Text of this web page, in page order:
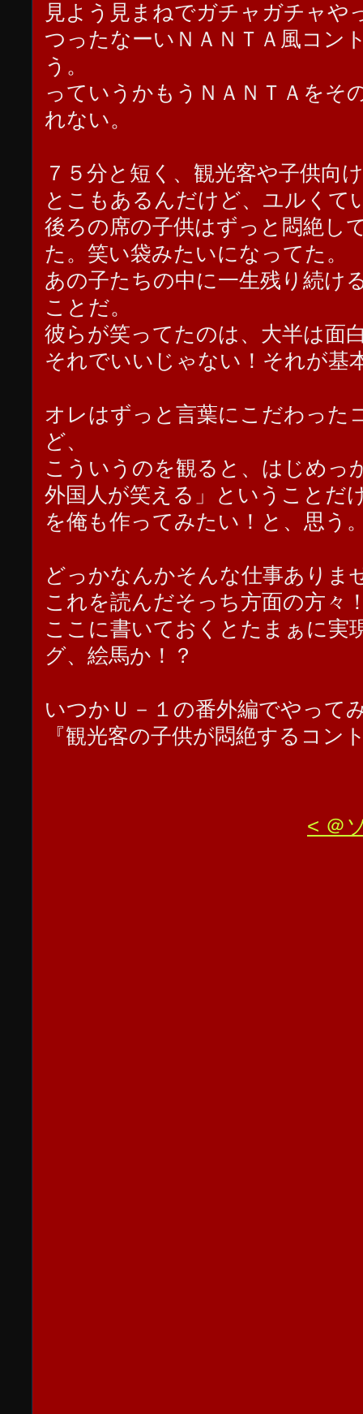
見よう見まねでガチャガチャや
つったなーいＮＡＮＴＡ風コン
う。
っていうかもうＮＡＮＴＡをそ
れない。
７５分と短く、観光客や子供向
とこもあるんだけど、ユルくて
後ろの席の子供はずっと悶絶し
た。笑い袋みたいになってた。
あの子たちの中に一生残り続け
ことだ。
彼らが笑ってたのは、大半は面
それでいいじゃない！それが基
オレはずっと言葉にこだわった
ど、
こういうのを観ると、はじめっ
外国人が笑える」ということだ
を俺も作ってみたい！と、思う
どっかなんかそんな仕事ありま
これを読んだそっち方面の方々
ここに書いておくとたまぁに実
グ、絵馬か！？
いつかＵ－１の番外編でやって
『観光客の子供が悶絶するコン
< ＠